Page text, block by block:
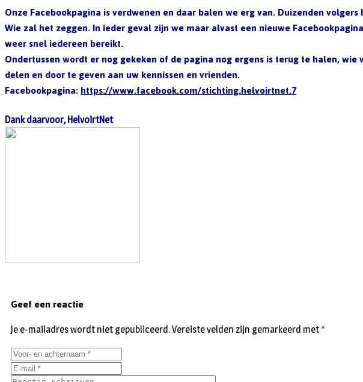
Onze Facebookpagina is verdwenen en daar balen we erg van. Duizenden
Wie zal het zeggen. In ieder geval zijn we maar alvast een nieuwe
weer snel iedereen bereikt.
Ondertussen wordt er nog gekeken of de pagina nog ergens is terug te halen,
delen en door te geven aan uw kennissen en vrienden.
Facebookpagina:https://www.facebook.com/stichting.helvoirtnet.7
Dank daarvoor, HelvoirtNet
Geef een reactie
Je e-mailadres wordt niet gepubliceerd.Vereiste velden zijn gemarkeerd met *